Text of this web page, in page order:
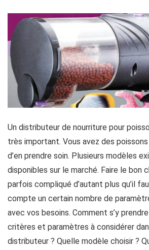
Un distributeur de nourriture pour
très important. Vous avez des
d’en prendre soin. Plusieurs modèles
disponibles sur le marché. Faire le bon
parfois compliqué d’autant plus qu’il
compte un certain nombre de
avec vos besoins. Comment s’y
critères et paramètres à considérer
distributeur ? Quelle modèle choisir ?